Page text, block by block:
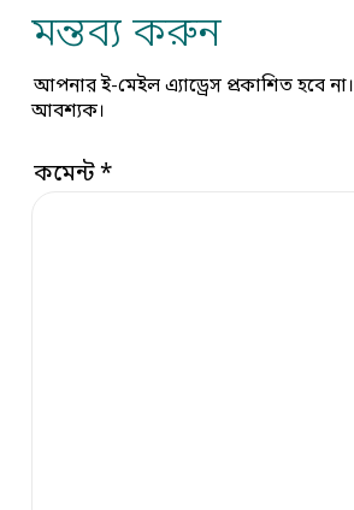
মন্তব্য করুন
আপনার ই-মেইল এ্যাড্রেস প্রকাশিত হবে না।
আবশ্যক।
কমেন্ট*